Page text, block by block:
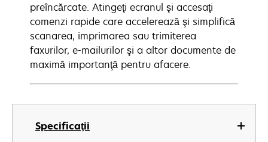
Specificaţii
preîncărcate. Atingeţi ecranul şi accesaţi
comenzi rapide care accelerează şi simplifică
scanarea, imprimarea sau trimiterea
faxurilor, e-mailurilor şi a altor documente de
maximă importanţă pentru afacere.